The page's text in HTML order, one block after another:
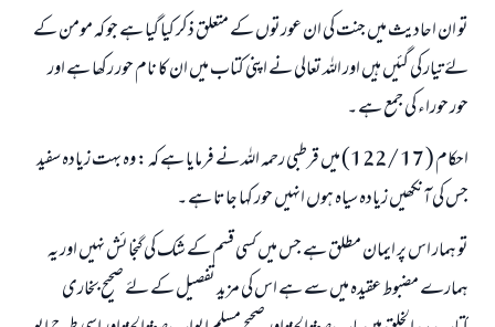
تو ان احادیث میں جنت کی ان عورتوں کے متعلق ذکر کیا گیا ہے جو کہ مومن کے
لۓ تیار کی گئیں ہیں اور اللہ تعالی نے اپنی کتاب میں ان کا نام حور رکھا ہے اور
حور حوراء کی جمع ہے ۔
احکام ( 17 /122) میں قرطبی رحمہ اللہ نے فرمایا ہے کہ : وہ بہت زیادہ سفید
جس کی آنکھیں زیادہ سیاہ ہوں انہیں حور کہا جاتا ہے ۔
تو ہمار اس پر ایمان مطلق ہے جس میں کسی قسم کے شک کی گنجائش نہیں اور یہ
ہمارے مضبوط عقیدہ میں سے ہے اس کی مزید تفصیل کے لۓ صحیح بخاری